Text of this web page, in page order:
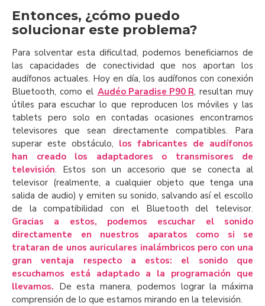
Entonces, ¿cómo puedo
solucionar este problema?
Para solventar esta dificultad, podemos beneficiarnos de
las capacidades de conectividad que nos aportan los
audífonos actuales. Hoy en día, los audífonos con conexión
Bluetooth, como el Audéo Paradise P90 R, resultan muy
útiles para escuchar lo que reproducen los móviles y las
tablets pero solo en contadas ocasiones encontramos
televisores que sean directamente compatibles. Para
superar este obstáculo, los fabricantes de audífonos
han creado los adaptadores o transmisores de
televisión. Estos son un accesorio que se conecta al
televisor (realmente, a cualquier objeto que tenga una
salida de audio) y emiten su sonido, salvando así el escollo
de la compatibilidad con el Bluetooth del televisor.
Gracias a estos, podemos escuchar el sonido
directamente en nuestros aparatos como si se
trataran de unos auriculares inalámbricos pero con una
gran ventaja respecto a estos: el sonido que
escuchamos está adaptado a la programación que
llevamos. De esta manera, podemos lograr la máxima
comprensión de lo que estamos mirando en la televisión.